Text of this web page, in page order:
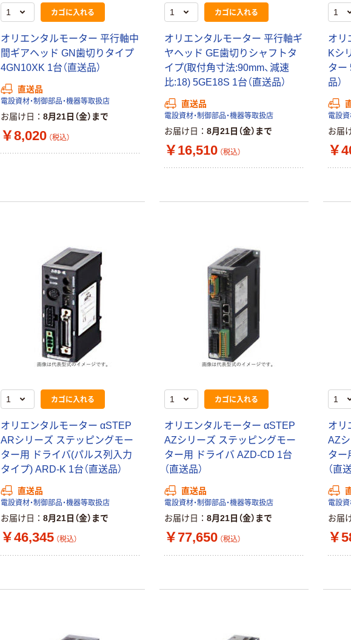
カゴに入れる
オリエンタルモーター 平行軸中
間ギアヘッド GN歯切りタイプ
4GN10XK 1台（直送品）
直送品
電設資材・制御部品・機器等取扱店
お届け日 8月21日（金）まで
￥8,020 （税込）
カゴに入れる
オリエンタルモーター 平行軸ギ
ヤヘッド GE歯切りシャフトタ
イプ(取付角寸法:90mm、減速
比:18) 5GE18S 1台（直送品）
直送品
電設資材・制御部品・機器等取扱店
お届け日 8月21日（金）まで
￥16,510 （税込）
オリ
Kシ
ター
品）
電設資
お届
￥
カゴに入れる
オリエンタルモーター αSTEP
ARシリーズ ステッピングモー
ター用 ドライバ(パルス列入力
タイプ) ARD-K 1台（直送品）
直送品
電設資材・制御部品・機器等取扱店
お届け日 8月21日（金）まで
￥46,345 （税込）
カゴに入れる
オリエンタルモーター αSTEP
AZシリーズ ステッピングモー
ター用 ドライバ AZD-CD 1台
（直送品）
直送品
電設資材・制御部品・機器等取扱店
お届け日 8月21日（金）まで
￥77,650 （税込）
オリ
AZ
ター
（直
電設資
お届
￥
（税込）
FS35N300-
WM02TNNEN（
直送品）
￥126,141
（税込）
カゴへ
ツカサ電工 DC
ギヤドモータ
（税込）
（税込）
人気商品
トラスコ中山
TRUSCO モー
ターフィルター
粘着タイプ 厚さ
4mm TNM
（税込）
マブチモーター
DCモーター RE
エスティジェイ
マシンツールフ
ィルター（60枚
￥2,427~